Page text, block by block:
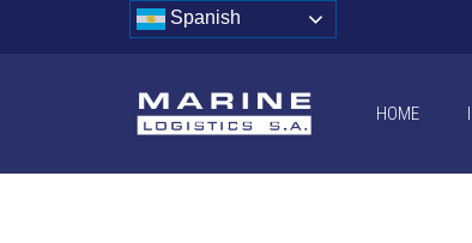
HOME
Spanish